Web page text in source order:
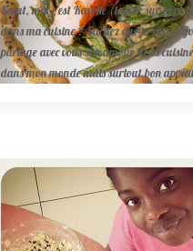
Salut, moi c'est Karelle (la fille sur la
dans ma cuisine ? Sachez que je suis la
partage avec vous son amour de la
dans mon monde mais surtout bon